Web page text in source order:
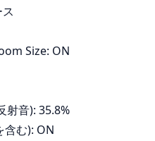
Size: ON
射音): 35.8%
む): ON